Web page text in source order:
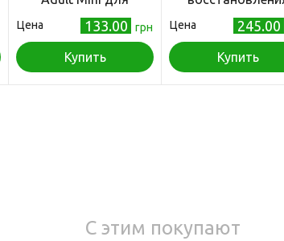
мелких пород, с
сельдью, треской,
тунцом и креветкой,
140 г
Цена 133.00 грн
Купить
выздоровления,
Цена 245.00
Купить
С этим покупают